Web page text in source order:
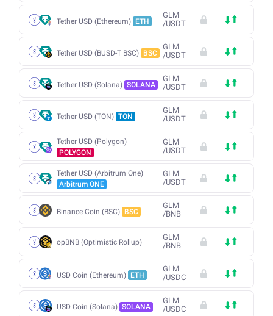
Tether USD (Ethereum) ETH
GLM
/USDT
Tether USD (BUSD-T BSC) BSC
GLM
/USDT
Tether USD (Solana) SOLANA
GLM
/USDT
Tether USD (TON) TON
GLM
/USDT
Tether USD (Polygon)
POLYGON
GLM
/USDT
Tether USD (Arbitrum One)
Arbitrum ONE
GLM
/USDT
Binance Coin (BSC) BSC
GLM
/BNB
opBNB (Optimistic Rollup)
GLM
/BNB
USD Coin (Ethereum) ETH
GLM
/USDC
USD Coin (Solana) SOLANA
GLM
/USDC